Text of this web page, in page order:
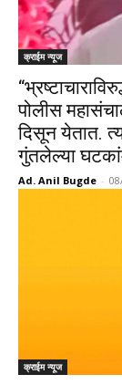
क्राईम न्यूज
पोलीस
दिसून येतात.
गुंतलेल्या
Ad. Anil Bugde -
क्राईम न्यूज